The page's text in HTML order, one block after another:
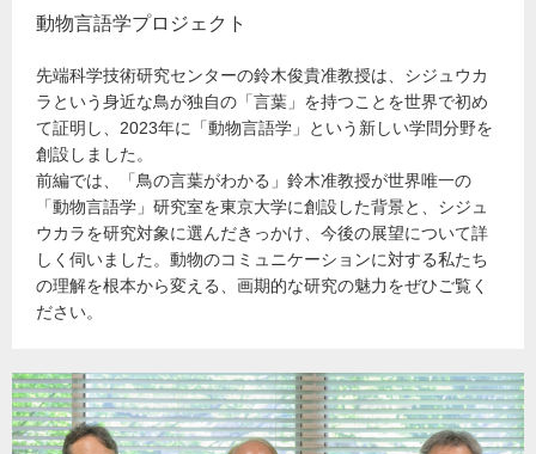
動物言語学プロジェクト
先端科学技術研究センターの鈴木俊貴准教授は、シジュウカ
ラという身近な鳥が独自の「言葉」を持つことを世界で初め
て証明し、2023年に「動物言語学」という新しい学問分野を
創設しました。
前編では、「鳥の言葉がわかる」鈴木准教授が世界唯一の
「動物言語学」研究室を東京大学に創設した背景と、シジュ
ウカラを研究対象に選んだきっかけ、今後の展望について詳
しく伺いました。動物のコミュニケーションに対する私たち
の理解を根本から変える、画期的な研究の魅力をぜひご覧く
ださい。